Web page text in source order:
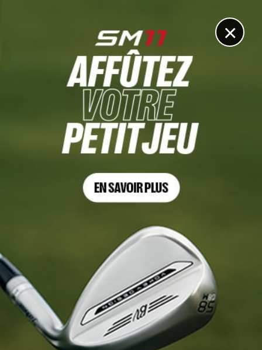
×
Emiliano Grillo
26 JUIL. 2026 | 3M OPEN, TOUR 3
Le prodige Jackson Koivun se porte
en tête mais Scottie Scheffler ne
compte pas en rester là
25 JUIL. 2026 | 3M OPEN, TOUR 2